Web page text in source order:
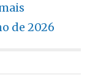
de 2026